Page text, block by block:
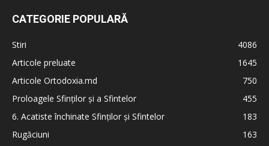
CATEGORIE POPULARĂ
Stiri
4086
Articole preluate
1645
Articole Ortodoxia.md
750
Proloagele Sfinților și a Sfintelor
455
6. Acatiste închinate Sfinților și Sfintelor
183
Rugăciuni
163